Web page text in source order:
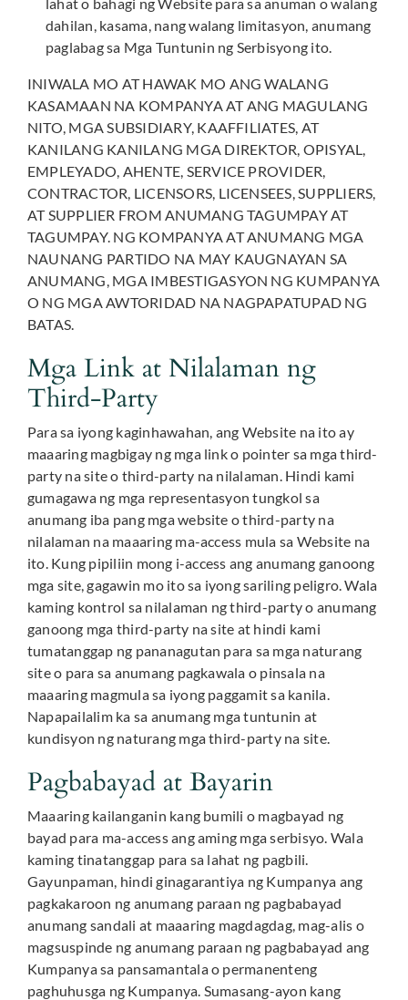
dahilan, kasama, nang walang limitasyon, anumang
paglabag sa Mga Tuntunin ng Serbisyong ito.
INIWALA MO AT HAWAK MO ANG WALANG
KASAMAAN NA KOMPANYA AT ANG MAGULANG
NITO, MGA SUBSIDIARY, KAAFFILIATES, AT
KANILANG KANILANG MGA DIREKTOR, OPISYAL,
EMPLEYADO, AHENTE, SERVICE PROVIDER,
CONTRACTOR, LICENSORS, LICENSEES, SUPPLIERS,
AT SUPPLIER FROM ANUMANG TAGUMPAY AT
TAGUMPAY. NG KOMPANYA AT ANUMANG MGA
NAUNANG PARTIDO NA MAY KAUGNAYAN SA
ANUMANG, MGA IMBESTIGASYON NG KUMPANYA
O NG MGA AWTORIDAD NA NAGPAPATUPAD NG
BATAS.
Mga Link at Nilalaman ng
Third-Party
Para sa iyong kaginhawahan, ang Website na ito ay
maaaring magbigay ng mga link o pointer sa mga third-
party na site o third-party na nilalaman. Hindi kami
gumagawa ng mga representasyon tungkol sa
anumang iba pang mga website o third-party na
nilalaman na maaaring ma-access mula sa Website na
ito. Kung pipiliin mong i-access ang anumang ganoong
mga site, gagawin mo ito sa iyong sariling peligro. Wala
kaming kontrol sa nilalaman ng third-party o anumang
ganoong mga third-party na site at hindi kami
tumatanggap ng pananagutan para sa mga naturang
site o para sa anumang pagkawala o pinsala na
maaaring magmula sa iyong paggamit sa kanila.
Napapailalim ka sa anumang mga tuntunin at
kundisyon ng naturang mga third-party na site.
Pagbabayad at Bayarin
Maaaring kailanganin kang bumili o magbayad ng
bayad para ma-access ang aming mga serbisyo. Wala
kaming tinatanggap para sa lahat ng pagbili.
Gayunpaman, hindi ginagarantiya ng Kumpanya ang
pagkakaroon ng anumang paraan ng pagbabayad
anumang sandali at maaaring magdagdag, mag-alis o
magsuspinde ng anumang paraan ng pagbabayad ang
Kumpanya sa pansamantala o permanenteng
paghuhusga ng Kumpanya. Sumasang-ayon kang